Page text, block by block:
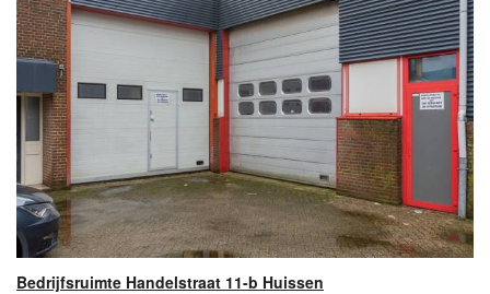
Bedrijfsruimte Handelstraat 11-b Huissen